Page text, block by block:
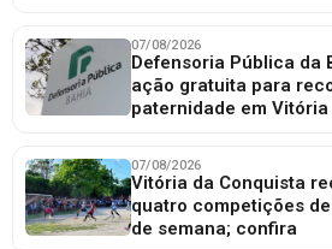
07/08/2026
Defensoria Pública da
ação gratuita para
paternidade em
07/08/2026
Vitória da Conquista
quatro competições
de semana; confira